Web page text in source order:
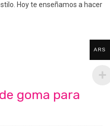
Hoy te enseñamos a hacer
goma para
ARS